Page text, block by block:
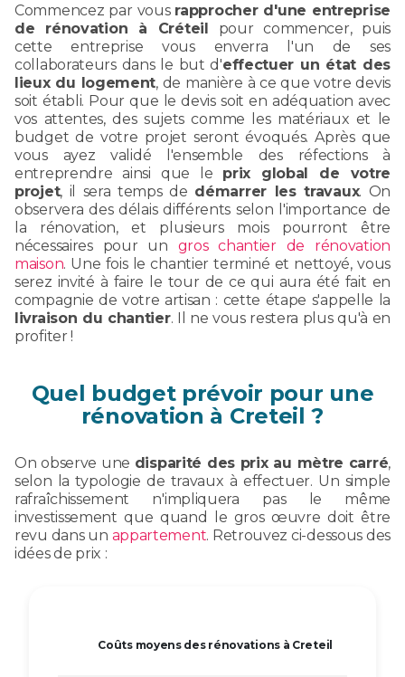
Commencez par vous rapprocher d'une entreprise
de rénovation à Créteil pour commencer, puis
cette entreprise vous enverra l'un de ses
collaborateurs dans le but d'effectuer un état des
lieux du logement, de manière à ce que votre devis
soit établi. Pour que le devis soit en adéquation avec
vos attentes, des sujets comme les matériaux et le
budget de votre projet seront évoqués. Après que
vous ayez validé l'ensemble des réfections à
entreprendre ainsi que le prix global de votre
projet, il sera temps de démarrer les travaux. On
observera des délais différents selon l'importance de
la rénovation, et plusieurs mois pourront être
nécessaires pour un gros chantier de rénovation
maison. Une fois le chantier terminé et nettoyé, vous
serez invité à faire le tour de ce qui aura été fait en
compagnie de votre artisan : cette étape s'appelle la
livraison du chantier. Il ne vous restera plus qu'à en
profiter !
Quel budget prévoir pour une
rénovation à Creteil ?
On observe une disparité des prix au mètre carré,
selon la typologie de travaux à effectuer. Un simple
rafraîchissement n'impliquera pas le même
investissement que quand le gros œuvre doit être
revu dans un appartement. Retrouvez ci-dessous des
idées de prix :
Coûts moyens des rénovations à Creteil